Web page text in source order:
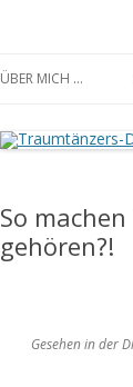
ÜBER MICH …
So
gehören?!
Gesehen in der